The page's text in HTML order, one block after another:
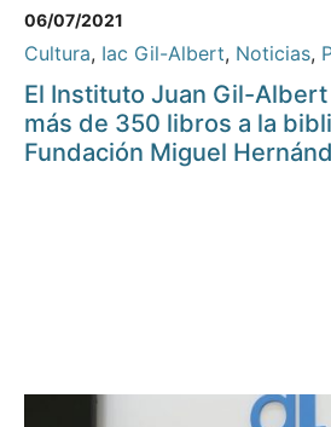
06/07/2021
Cultura, Iac Gil-Albert, Noticias,
El Instituto Juan Gil-
más de 350 libros a la
Fundación Miguel